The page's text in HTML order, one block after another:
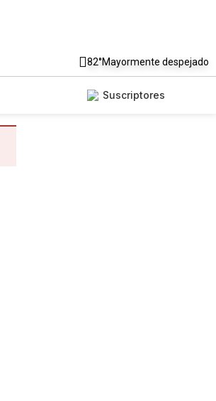
82°Mayormente despejado
Suscriptores